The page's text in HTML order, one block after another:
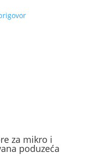
za mikro i
poduzeća